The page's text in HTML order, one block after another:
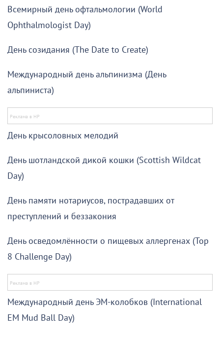
Всемирный день офтальмологии (World
Ophthalmologist Day)
День созидания (The Date to Create)
Международный день альпинизма (День
альпиниста)
День крысоловных мелодий
День шотландской дикой кошки (Scottish Wildcat
Day)
День памяти нотариусов, пострадавших от
преступлений и беззакония
День осведомлённости о пищевых аллергенах (Top
8 Challenge Day)
Международный день ЭМ-колобков (International
EM Mud Ball Day)